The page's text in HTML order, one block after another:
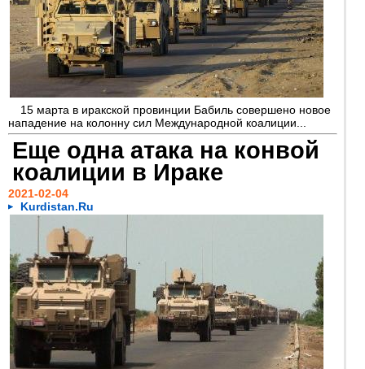
15 марта в иракской провинции Бабиль совершено новое
нападение на колонну сил Международной коалиции...
Еще одна атака на конвой
коалиции в Ираке
2021-02-04
Kurdistan.Ru